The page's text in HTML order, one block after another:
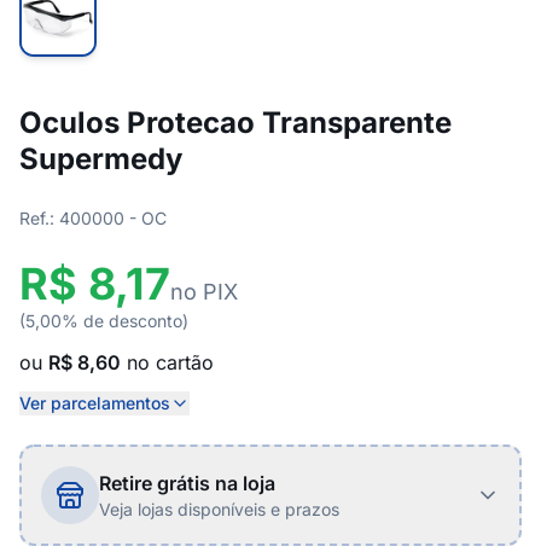
Oculos Protecao Transparente
Supermedy
Ref.: 400000 - OC
R$ 8,17no PIX
(5,00% de desconto)
ou R$ 8,60 no cartão
Ver parcelamentos
Retire grátis na loja
Veja lojas disponíveis e prazos